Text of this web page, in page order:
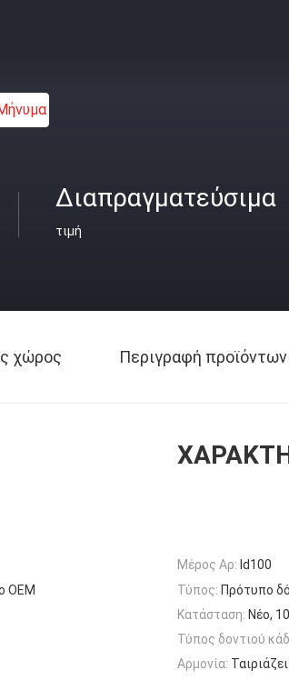
Διαπραγματεύσιμα
τιμή
χώρος Περιγραφή προϊόντων
Μέρος Αρ: Ιd100
OEM Τύπος: Πρότυπο
Κατάσταση: Νέο,
Τύπος δοντιού
Αρμονία: